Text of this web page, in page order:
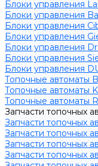
Блоки управления
Блоки управления
Блоки управления
Блоки управления
Блоки управления
Блоки управления
Блоки управления
Топочные автоматы
Топочные автоматы
Топочные автоматы
Запчасти топочных
Запчасти топочных
Запчасти топочных
Запчасти топочных
Запчасти топочных